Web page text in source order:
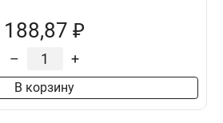
188,87 ₽
– +
В корзину